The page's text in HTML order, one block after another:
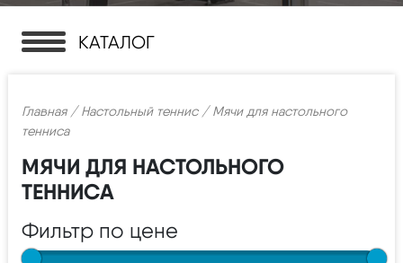
КАТАЛОГ
Главная/Настольный теннис/ Мячи для настольного
тенниса
МЯЧИ ДЛЯ НАСТОЛЬНОГО
ТЕННИСА
Фильтр по цене